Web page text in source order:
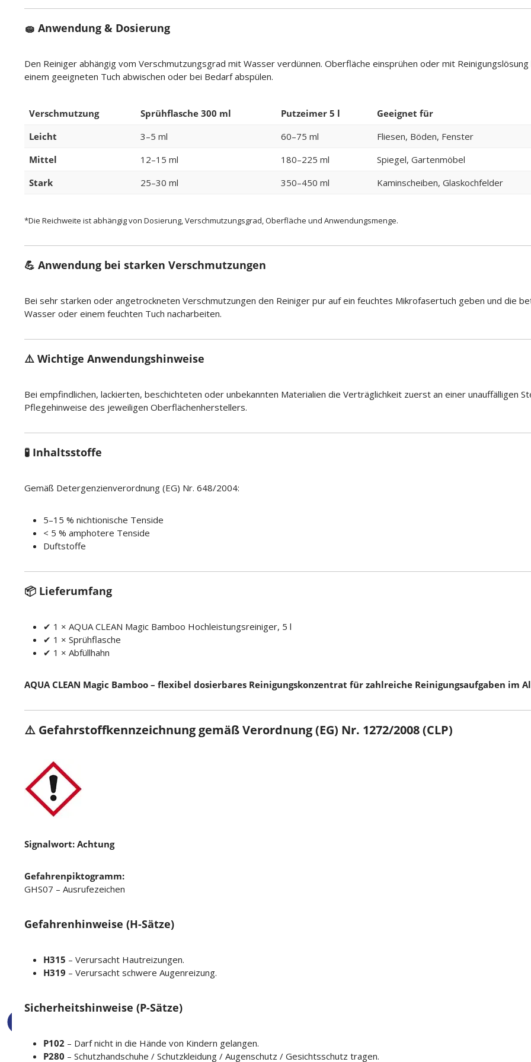
🧽 Anwendung & Dosierung
Den Reiniger abhängig vom Verschmutzungsgrad mit Wasser verdünnen. Oberfläche einsprühen oder mit
einem geeigneten Tuch abwischen oder bei Bedarf abspülen.
Verschmutzung Sprühflasche 300 ml Putzeimer 5 l Geeignet für
Leicht
3–5 ml 60–75 ml Fliesen, Böden, Fenster
Mittel
12–15 ml 180–225 ml Spiegel, Gartenmöbel
Stark
25–30 ml 350–450 ml Kaminscheiben, Glaskochfelder
*Die Reichweite ist abhängig von Dosierung, Verschmutzungsgrad, Oberfläche und Anwendungsmenge.
💪 Anwendung bei starken Verschmutzungen
Bei sehr starken oder angetrockneten Verschmutzungen den Reiniger pur auf ein feuchtes Mikrofasertuch geben und die
Wasser oder einem feuchten Tuch nacharbeiten.
⚠️ Wichtige Anwendungshinweise
Bei empfindlichen, lackierten, beschichteten oder unbekannten Materialien die Verträglichkeit zuerst an einer unauffälligen
Pflegehinweise des jeweiligen Oberflächenherstellers.
🧪 Inhaltsstoffe
Gemäß Detergenzienverordnung (EG) Nr. 648/2004:
5–15 % nichtionische Tenside
< 5 % amphotere Tenside
Duftstoffe
📦 Lieferumfang
✔ 1 × AQUA CLEAN Magic Bamboo Hochleistungsreiniger, 5 l
✔ 1 × Sprühflasche
✔ 1 × Abfüllhahn
AQUA CLEAN Magic Bamboo – flexibel dosierbares Reinigungskonzentrat für zahlreiche Reinigungsaufgaben im
⚠️ Gefahrstoffkennzeichnung gemäß Verordnung (EG) Nr. 1272/2008 (CLP)
Signalwort: Achtung
Gefahrenpiktogramm:
GHS07 – Ausrufezeichen
Gefahrenhinweise (H-Sätze)
H315 – Verursacht Hautreizungen.
H319 – Verursacht schwere Augenreizung.
Sicherheitshinweise (P-Sätze)
P102 – Darf nicht in die Hände von Kindern gelangen.
P280 – Schutzhandschuhe / Schutzkleidung / Augenschutz / Gesichtsschutz tragen.